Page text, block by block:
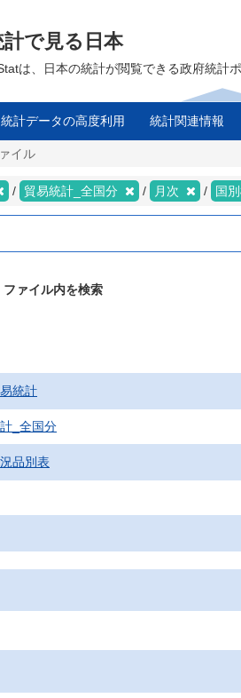
計で見る日本
は、日本の統計が閲覧できる政府統計
統計データの高度利用 統計関連情報
イル
貿易統計_全国分 月次 国
ァイル内を検索
統計
_全国分
品別表